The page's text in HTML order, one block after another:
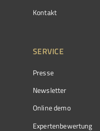
Kontakt
SERVICE
Presse
Newsletter
Online demo
Expertenbewertung